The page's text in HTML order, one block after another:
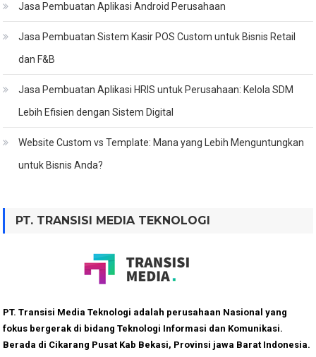
Jasa Pembuatan Aplikasi Android Perusahaan
Jasa Pembuatan Sistem Kasir POS Custom untuk Bisnis Retail
dan F&B
Jasa Pembuatan Aplikasi HRIS untuk Perusahaan: Kelola SDM
Lebih Efisien dengan Sistem Digital
Website Custom vs Template: Mana yang Lebih Menguntungkan
untuk Bisnis Anda?
PT. TRANSISI MEDIA TEKNOLOGI
PT. Transisi Media Teknologi adalah perusahaan Nasional yang
fokus bergerak di bidang Teknologi Informasi dan Komunikasi.
Berada di Cikarang Pusat Kab Bekasi, Provinsi jawa Barat Indonesia.